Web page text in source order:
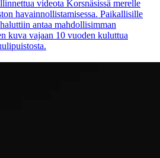
videota Korsnäsissä merelle
havainnollistamisessa. Paikallisille
antaa mahdollisimman
kuva vajaan 10 vuoden kuluttua